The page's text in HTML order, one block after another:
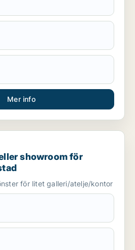
Mer info
för uthyrning i Karlstad
showroom för
för litet galleri/atelje/kontor